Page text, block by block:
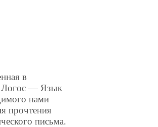
в
Логос — Язык
нами
прочтения
письма.